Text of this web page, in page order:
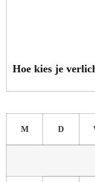
Hoe kies je
M D